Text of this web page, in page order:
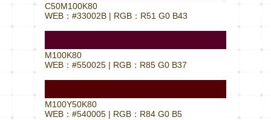
C50M100K80
WEB：#33002B | RGB：R51 G0 B43
M100K80
WEB：#550025 | RGB：R85 G0 B37
M100Y50K80
WEB：#540005 | RGB：R84 G0 B5